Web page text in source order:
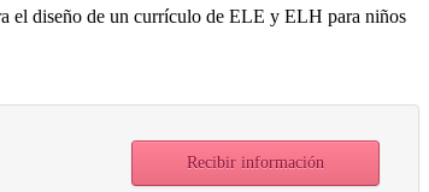
el diseño de un currículo de ELE y ELH para niños
Recibir información